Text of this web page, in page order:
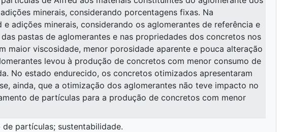
minerais, considerando porcentagens fixas. Na
adições minerais, considerando os aglomerantes de referência e
pastas de aglomerantes e nas propriedades dos concretos nos
maior viscosidade, menor porosidade aparente e pouca alteração
levou à produção de concretos com menor consumo de
No estado endurecido, os concretos otimizados apresentaram
ainda, que a otimização dos aglomerantes não teve impacto no
de partículas para a produção de concretos com menor
partículas; sustentabilidade.